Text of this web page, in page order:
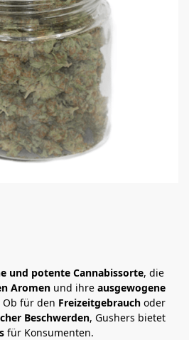
und potente Cannabissorte, die
Aromen und ihre ausgewogene
Ob für den Freizeitgebrauch oder
Beschwerden, Gushers bietet
für Konsumenten.